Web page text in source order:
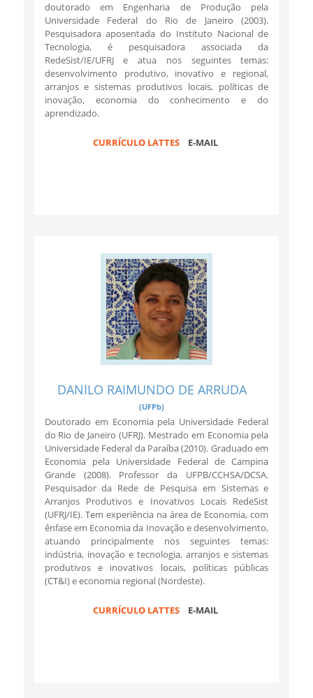
doutorado em Engenharia de Produção pela
Universidade Federal do Rio de Janeiro (2003).
Pesquisadora aposentada do Instituto Nacional de
Tecnologia, é pesquisadora associada da
RedeSist/IE/UFRJ e atua nos seguintes temas:
desenvolvimento produtivo, inovativo e regional,
arranjos e sistemas produtivos locais, políticas de
inovação, economia do conhecimento e do
aprendizado.
CURRÍCULO LATTESE-MAIL
DANILO RAIMUNDO DE ARRUDA
(UFPb)
Doutorado em Economia pela Universidade Federal
do Rio de Janeiro (UFRJ). Mestrado em Economia pela
Universidade Federal da Paraíba (2010). Graduado em
Economia pela Universidade Federal de Campina
Grande (2008). Professor da UFPB/CCHSA/DCSA.
Pesquisador da Rede de Pesquisa em Sistemas e
Arranjos Produtivos e Inovativos Locais RedeSist
(UFRJ/IE). Tem experiência na área de Economia, com
ênfase em Economia da Inovação e desenvolvimento,
atuando principalmente nos seguintes temas:
indústria, inovação e tecnologia, arranjos e sistemas
produtivos e inovativos locais, políticas públicas
(CT&I) e economia regional (Nordeste).
CURRÍCULO LATTESE-MAIL